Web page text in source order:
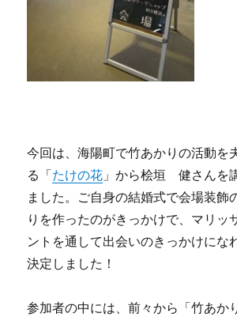
今回は、海陽町で竹あかりの活動を
る「たけの花 」から桧垣 健さんを
ました。ご自身の結婚式で会場装飾
りを作ったのがきっかけで、マリッ
ントを通して出会いのきっかけにな
決定しました！
参加者の中には、前々から「竹あか